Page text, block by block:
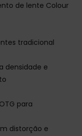
de lente Colour
tradicional
densidade e
para
distorção e